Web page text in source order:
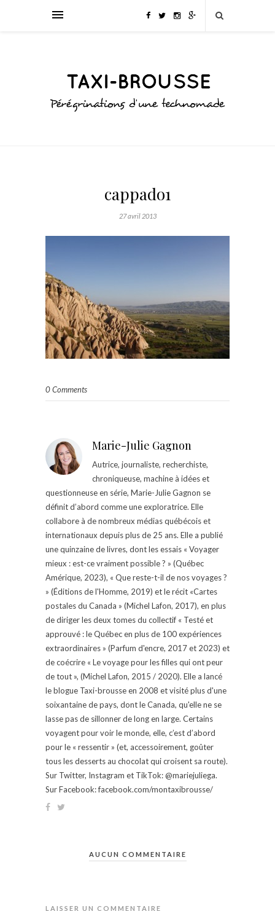
cappado1
27 avril 2013
0 Comments
Marie-Julie Gagnon
Autrice, journaliste, recherchiste,
chroniqueuse, machine à idées et
questionneuse en série, Marie-Julie Gagnon se
définit d’abord comme une exploratrice. Elle
collabore à de nombreux médias québécois et
internationaux depuis plus de 25 ans. Elle a publié
une quinzaine de livres, dont les essais « Voyager
mieux : est-ce vraiment possible ? » (Québec
Amérique, 2023), « Que reste-t-il de nos voyages ?
» (Éditions de l'Homme, 2019) et le récit «Cartes
postales du Canada » (Michel Lafon, 2017), en plus
de diriger les deux tomes du collectif « Testé et
approuvé : le Québec en plus de 100 expériences
extraordinaires » (Parfum d'encre, 2017 et 2023) et
de coécrire « Le voyage pour les filles qui ont peur
de tout », (Michel Lafon, 2015 / 2020). Elle a lancé
le blogue Taxi-brousse en 2008 et visité plus d'une
soixantaine de pays, dont le Canada, qu'elle ne se
lasse pas de sillonner de long en large. Certains
voyagent pour voir le monde, elle, c’est d’abord
pour le « ressentir » (et, accessoirement, goûter
tous les desserts au chocolat qui croisent sa route).
Sur Twitter, Instagram et TikTok: @mariejuliega.
Sur Facebook: facebook.com/montaxibrousse/
AUCUN COMMENTAIRE
LAISSER UN COMMENTAIRE